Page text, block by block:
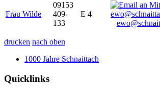
Frau Wilde
09153
409-
133
E 4
drucken nach oben
1000 Jahre Schnaittach
Quicklinks